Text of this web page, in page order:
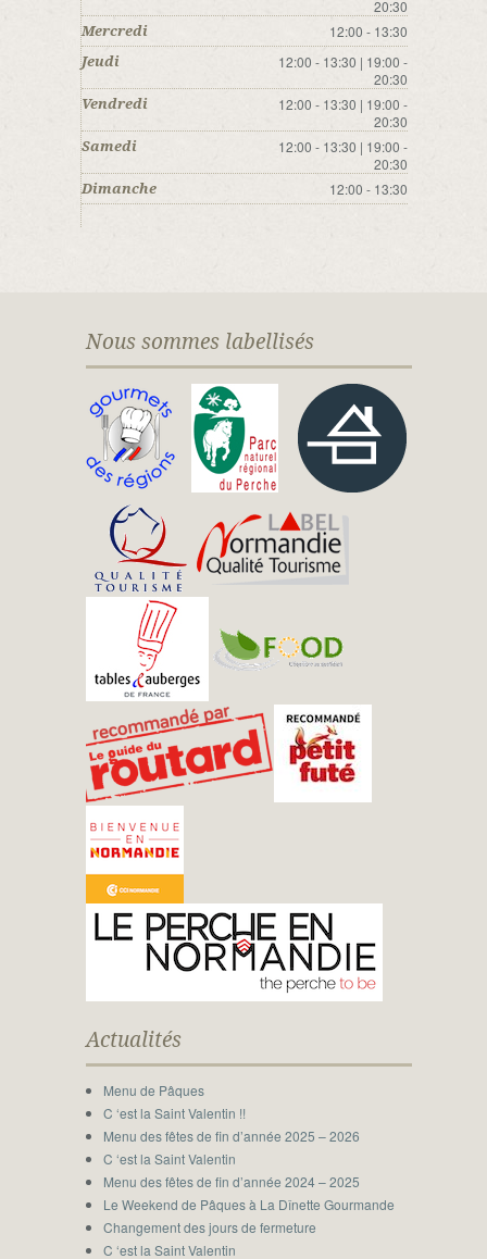
20:30
Mercredi 12:00 - 13:30
Jeudi
12:00 - 13:30 | 19:00 -
20:30
Vendredi
12:00 - 13:30 | 19:00 -
20:30
Samedi
12:00 - 13:30 | 19:00 -
20:30
Dimanche 12:00 - 13:30
Nous sommes labellisés
Actualités
Menu de Pâques
C ‘est la Saint Valentin !!
Menu des fêtes de fin d’année 2025 – 2026
C ‘est la Saint Valentin
Menu des fêtes de fin d’année 2024 – 2025
Le Weekend de Pâques à La Dînette Gourmande
Changement des jours de fermeture
C ‘est la Saint Valentin